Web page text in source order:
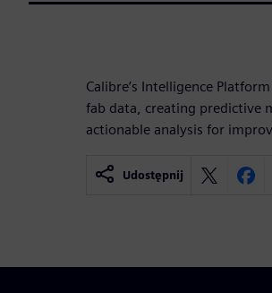
Calibre’s Intelligence
fab data, creating predictive
actionable analysis for
Udostępnij